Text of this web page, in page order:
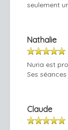
seulement
Nathalie
Nuria est
Ses
Claude